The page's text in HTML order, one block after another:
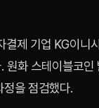
결제 기업 KG이니
원화 스테이블코
을 점검했다.